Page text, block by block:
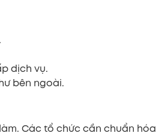
dịch vụ.
bên ngoài.
Các tổ chức cần chuẩn hóa